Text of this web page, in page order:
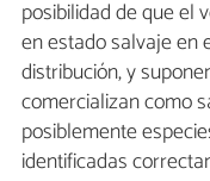
posibilidad de que el
en estado salvaje en
distribución, y
comercializan como
posiblemente
identificadas